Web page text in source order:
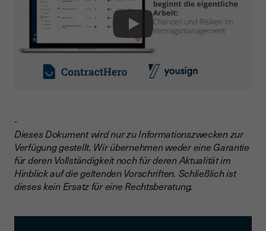
Play
-
Dieses Dokument wird nur zu Informationszwecken zur
Verfügung gestellt. Wir übernehmen weder eine Garantie
für deren Vollständigkeit noch für deren Aktualität im
Hinblick auf die geltenden Vorschriften. Schließlich ist
dieses kein Ersatz für eine Rechtsberatung.